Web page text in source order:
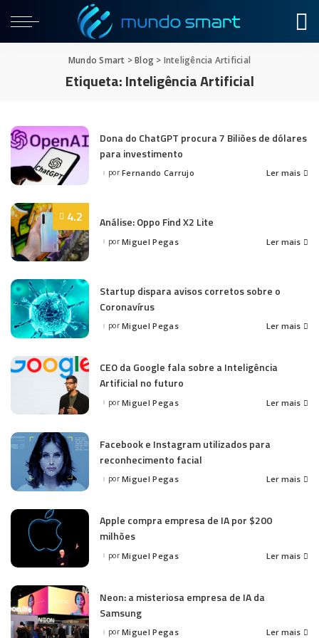
Mundo Smart >Blog > Inteligência Artificial
Etiqueta:Inteligência Artificial
Dona do ChatGPT procura 7 Biliões de dólares
para investimento
Posted
por Fernando Carrujo Ler mais
4.2 Análise: Oppo Find X2 Lite
Posted
por Miguel Pegas Ler mais
Startup dispara avisos corretos sobre o
Coronavírus
Posted
por Miguel Pegas Ler mais
CEO da Google fala sobre a Inteligência
Artificial no futuro
Posted
por Miguel Pegas Ler mais
Facebook e Instagram utilizados para
reconhecimento facial
Posted
por Miguel Pegas Ler mais
Apple compra empresa de IA por $200
milhões
Posted
por Miguel Pegas Ler mais
Neon: a misteriosa empresa de IA da
Samsung
Posted
por Miguel Pegas Ler mais